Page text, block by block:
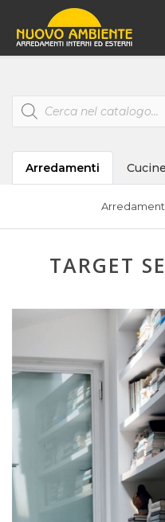
Products
search
Arredamenti Cucine
TARGET